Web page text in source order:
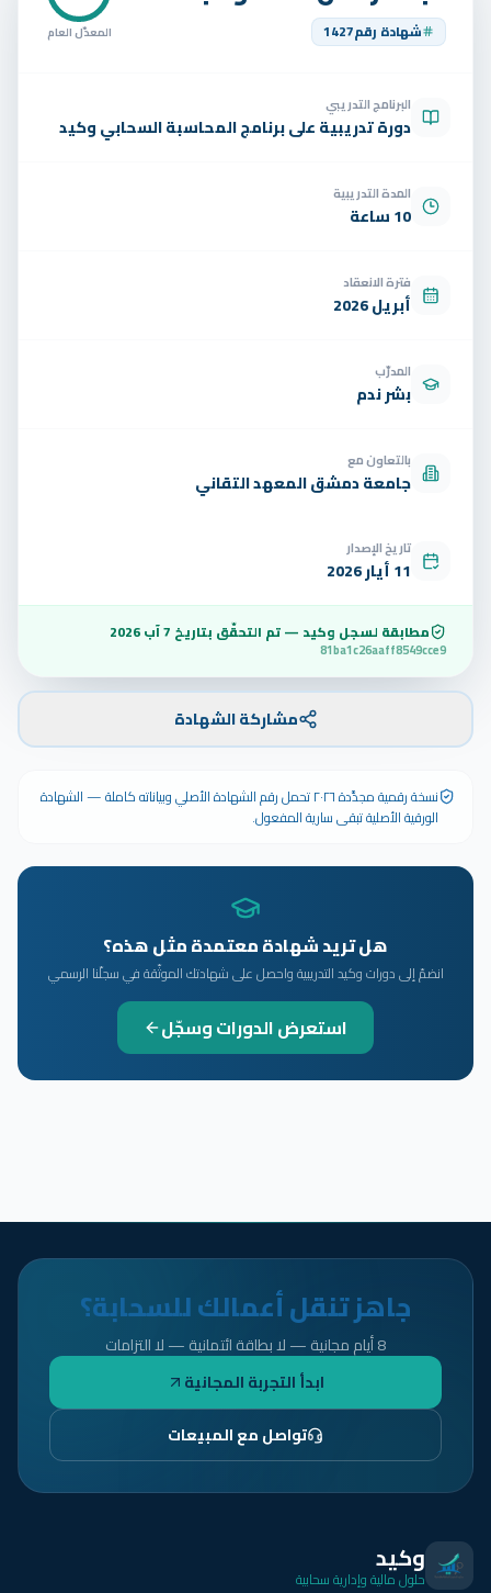
الوظائف
شهادة رقم1427 المعدّل العام
البرنامج التدريبي
دورة تدريبية على برنامج المحاسبة السحابي وكيد
المدة التدريبية
10 ساعة
فترة الانعقاد
أبريل 2026
المدرّب
بشر ندم
بالتعاون مع
جامعة دمشق المعهد التقاني
تاريخ الإصدار
11 أيار 2026
مطابقة لسجل وكيد — تم التحقّق بتاريخ 7 آب 2026
81ba1c26aaff8549cce9
مشاركة الشهادة
نسخة رقمية مجدَّدة ٢٠٢٦ تحمل رقم الشهادة الأصلي وبياناته كاملة — الشهادة
الورقية الأصلية تبقى سارية المفعول.
هل تريد شهادة معتمدة مثل هذه؟
انضمّ إلى دورات وكيد التدريبية واحصل على شهادتك الموثّقة في سجلّنا الرسمي
استعرض الدورات وسجّل
جاهز تنقل أعمالك للسحابة؟
8 أيام مجانية — لا بطاقة ائتمانية — لا التزامات
ابدأ التجربة المجانية
تواصل مع المبيعات
وكيد
حلول مالية وإدارية سحابية